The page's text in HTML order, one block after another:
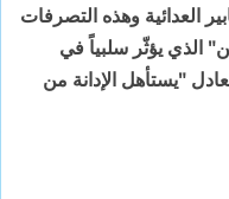
العدائية وهذه التصرفات
الذي يؤثّر سلبياً في
"يستأهل الإدانة من